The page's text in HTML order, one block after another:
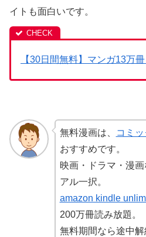
イトも面白いです。
【30日間無料】マンガ13万
無料漫画は、 コミ
おすすめです。
映画・ドラマ・漫画
アル一択。
amazon kindle
200万冊読み放題。
無料期間なら途中解